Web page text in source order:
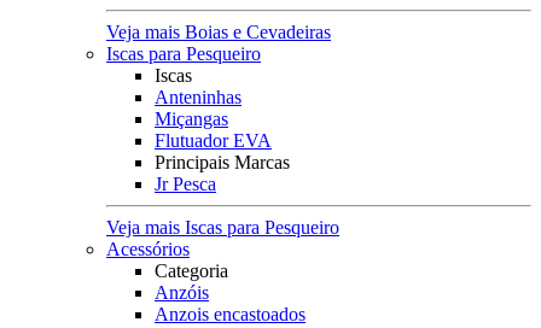
Veja mais Boias e Cevadeiras
Iscas para Pesqueiro
Iscas
Anteninhas
Miçangas
Flutuador EVA
Principais Marcas
Jr Pesca
Veja mais Iscas para Pesqueiro
Acessórios
Categoria
Anzóis
Anzois encastoados